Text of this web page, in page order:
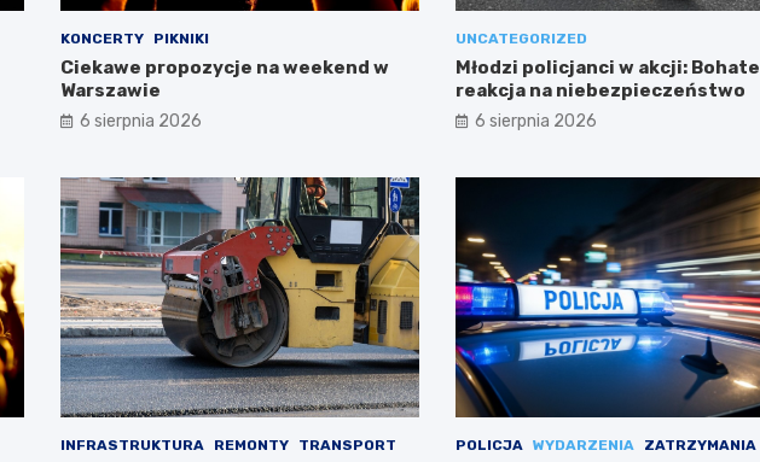
KONCERTY PIKNIKI
Ciekawe propozycje na weekend w
Warszawie
6 sierpnia 2026
UNCATEGORIZED
Młodzi policjanci w akcji:
reakcja na niebezpieczeństwo
6 sierpnia 2026
INFRASTRUKTURA REMONTY TRANSPORT POLICJA WYDARZENIA ZATRZYMANIA